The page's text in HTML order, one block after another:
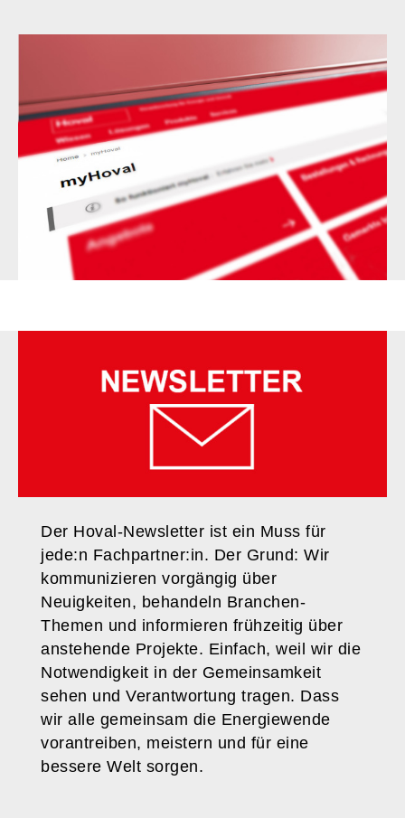
Der Hoval-Newsletter ist ein Muss für
jede:n Fachpartner:in. Der Grund: Wir
kommunizieren vorgängig über
Neuigkeiten, behandeln Branchen-
Themen und informieren frühzeitig über
anstehende Projekte. Einfach, weil wir die
Notwendigkeit in der Gemeinsamkeit
sehen und Verantwortung tragen. Dass
wir alle gemeinsam die Energiewende
vorantreiben, meistern und für eine
bessere Welt sorgen.